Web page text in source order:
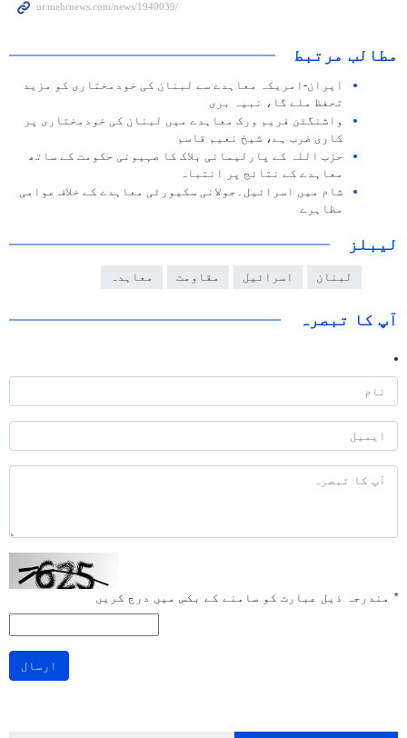
مطالب مرتبط
ایران-امریکہ معاہدے سے لبنان کی خودمختاری کو مزید
تحفظ ملے گا، نبیہ بری
واشنگٹن فریم ورک معاہدے میں لبنان کی خودمختاری پر
کاری ضرب ہے، شیخ نعیم قاسم
حزب اللہ کے پارلیمانی بلاک کا صہیونی حکومت کے ساتھ
معاہدے کے نتائج پر انتباہ
شام میں اسرائیل۔جولانی سکیورٹی معاہدے کے خلاف عوامی
مظاہرے
لیبلز
لبنان اسرائیل مقاومت معاہدہ
آپ کا تبصرہ
* مندرجہ ذیل عبارت کو سامنے کے بکس میں درج کریں
ارسال